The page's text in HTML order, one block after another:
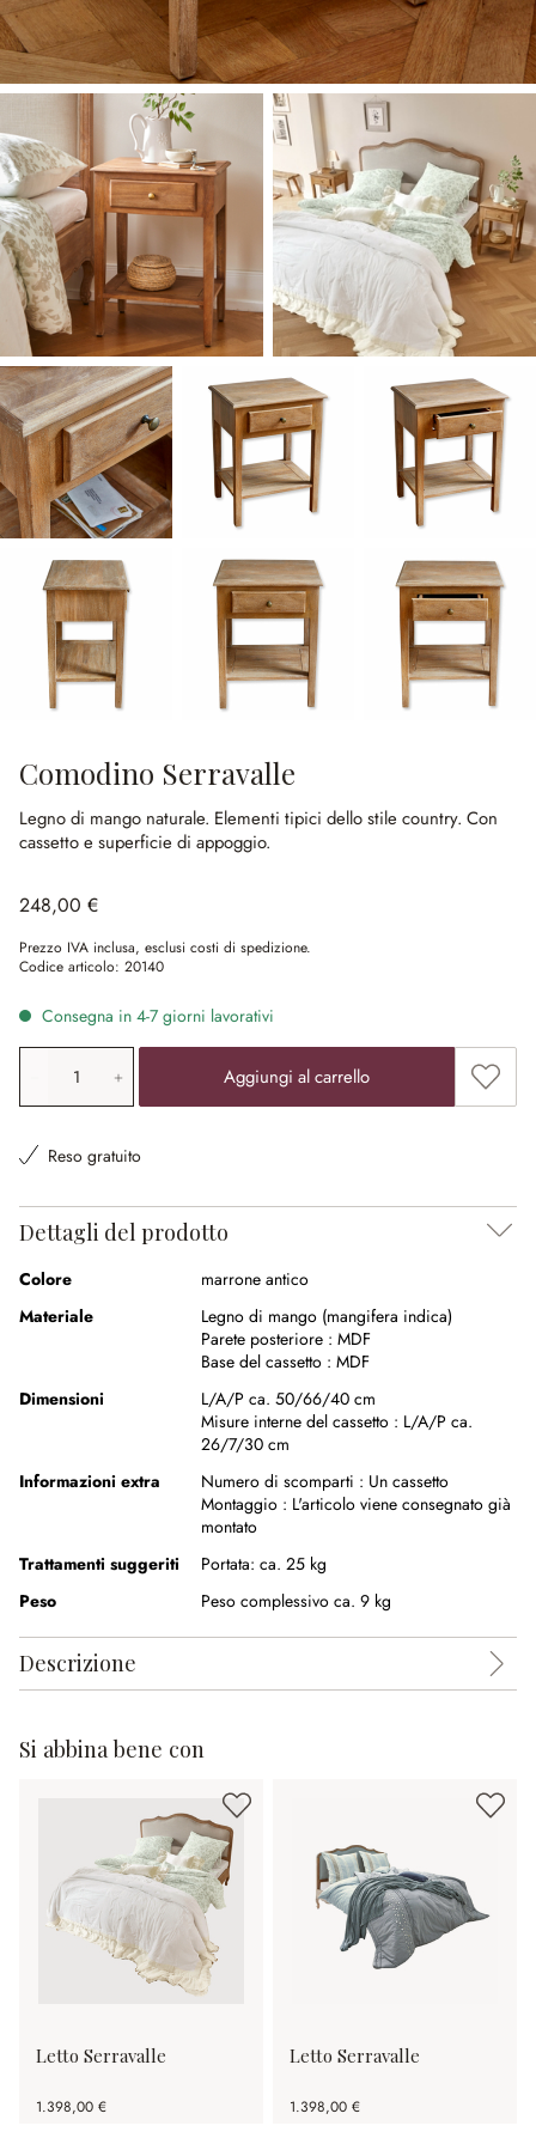
Comodino Serravalle
Legno di mango naturale. Elementi tipici dello stile country. Con
cassetto e superficie di appoggio.
248,00 €
Prezzo IVA inclusa, esclusi costi di spedizione.
Codice articolo: 20140
Consegna in 4-7 giorni lavorativi
Quantità prodotto: inserisci il valore desiderato o
Aggiungi al carrello
Reso gratuito
Dettagli del prodotto
Colore
marrone antico
Materiale
Legno di mango (mangifera indica)
Parete posteriore : MDF
Base del cassetto : MDF
Dimensioni
L/A/P ca. 50/66/40 cm
Misure interne del cassetto : L/A/P ca.
26/7/30 cm
Informazioni extra
Numero di scomparti : Un cassetto
Montaggio : L'articolo viene consegnato già
montato
Trattamenti suggeriti
Portata: ca. 25 kg
Peso
Peso complessivo ca. 9 kg
Descrizione
Si abbina bene con
Letto Serravalle
1.398,00 €
Letto Serravalle
1.398,00 €